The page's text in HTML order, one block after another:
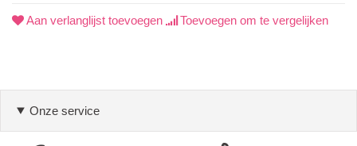
Aan verlanglijst toevoegen Toevoegen om te vergelijken
Onze service